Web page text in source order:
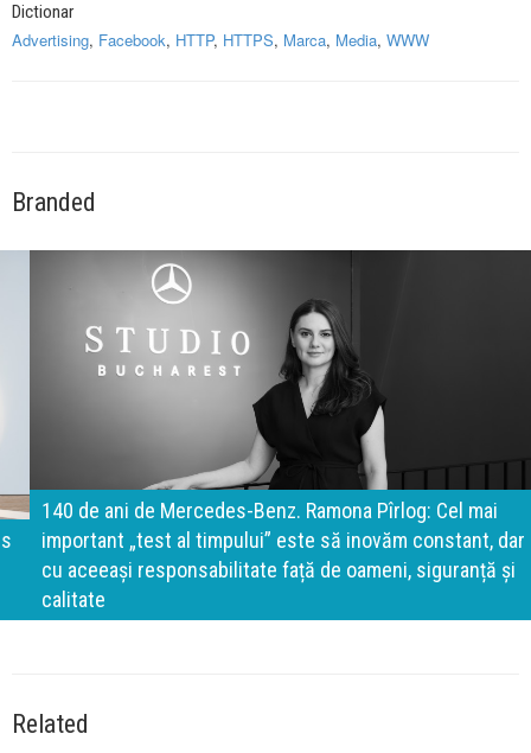
Dictionar
Advertising, Facebook, HTTP, HTTPS, Marca, Media, WWW
Branded
140 de ani de Mercedes-Benz. Ramona Pîrlog: Cel mai
important „test al timpului” este să inovăm constant, dar
cu aceeași responsabilitate față de oameni, siguranță și
calitate
Related